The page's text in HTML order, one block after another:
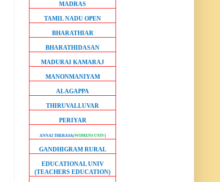
MADRAS
TAMIL NADU OPEN
BHARATHIAR
BHARATHIDASAN
MADURAI KAMARAJ
MANONMANIYAM
ALAGAPPA
THIRUVALLUVAR
PERIYAR
ANNAI THERASA(WOMENS UNIV)
GANDHIGRAM RURAL
EDUCATIONAL UNIV
(TEACHERS EDUCATION)